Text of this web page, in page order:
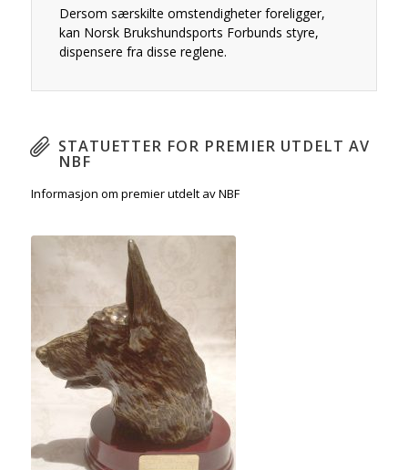
Dersom særskilte omstendigheter foreligger,
kan Norsk Brukshundsports Forbunds styre,
dispensere fra disse reglene.
STATUETTER FOR PREMIER UTDELT AV
NBF
Informasjon om premier utdelt av NBF